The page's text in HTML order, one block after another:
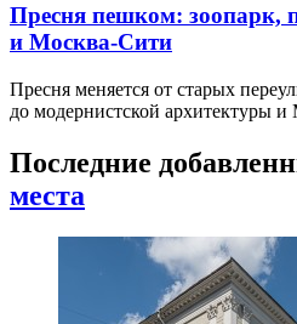
Пресня пешком: зоопарк,
и Москва-Сити
Пресня меняется от старых
до модернистской архитектуры
Последние
места